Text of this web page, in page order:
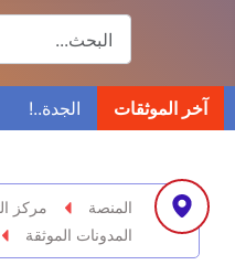
مدونة ابراهيم
عاملة
مدونة احمد
البحث
آخر الموثقات
المنصة
مركز
المدونات الموثقة